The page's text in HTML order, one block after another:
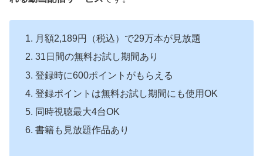
月額2,189円（税込）で29万本が見放題
31日間の無料お試し期間あり
登録時に600ポイントがもらえる
登録ポイントは無料お試し期間にも使用OK
同時視聴最大4台OK
書籍も見放題作品あり